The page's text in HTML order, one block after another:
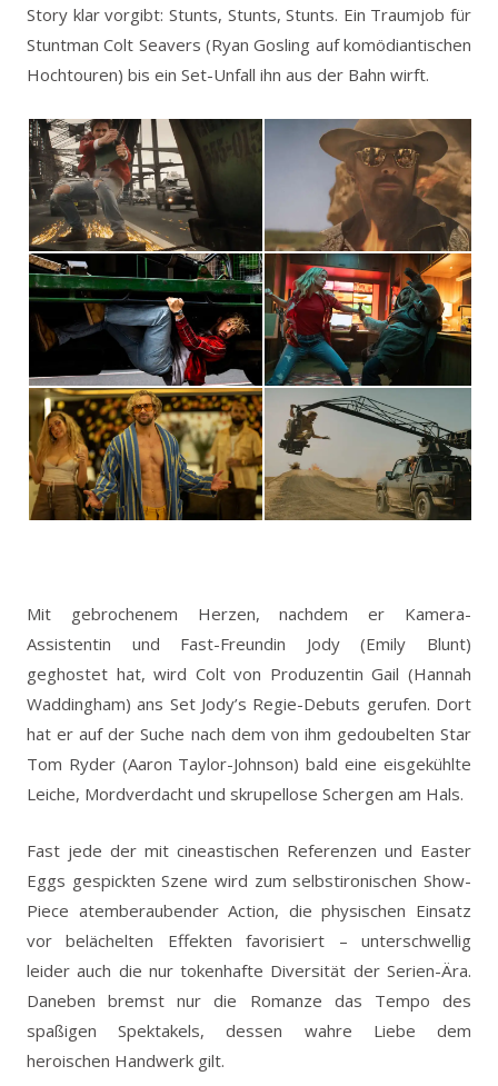
Story klar vorgibt: Stunts, Stunts, Stunts. Ein Traumjob für
Stuntman Colt Seavers (Ryan Gosling auf komödiantischen
Hochtouren) bis ein Set-Unfall ihn aus der Bahn wirft.
Mit gebrochenem Herzen, nachdem er Kamera-
Assistentin und Fast-Freundin Jody (Emily Blunt)
geghostet hat, wird Colt von Produzentin Gail (Hannah
Waddingham) ans Set Jody’s Regie-Debuts gerufen. Dort
hat er auf der Suche nach dem von ihm gedoubelten Star
Tom Ryder (Aaron Taylor-Johnson) bald eine eisgekühlte
Leiche, Mordverdacht und skrupellose Schergen am Hals.
Fast jede der mit cineastischen Referenzen und Easter
Eggs gespickten Szene wird zum selbstironischen Show-
Piece atemberaubender Action, die physischen Einsatz
vor belächelten Effekten favorisiert – unterschwellig
leider auch die nur tokenhafte Diversität der Serien-Ära.
Daneben bremst nur die Romanze das Tempo des
spaßigen Spektakels, dessen wahre Liebe dem
heroischen Handwerk gilt.